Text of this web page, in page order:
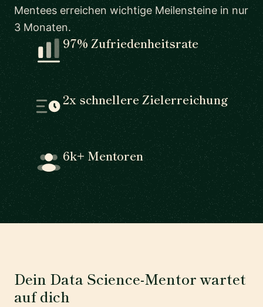
Mentees erreichen wichtige Meilensteine in nur
3 Monaten.
97% Zufriedenheitsrate
2x schnellere Zielerreichung
6k+ Mentoren
Dein Data Science-Mentor wartet
auf dich